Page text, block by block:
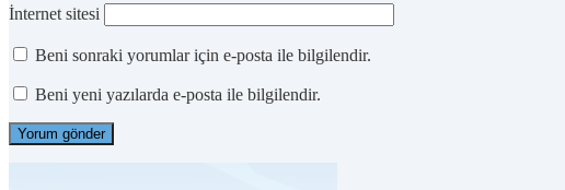
İnternet sitesi
Beni sonraki yorumlar için e-posta ile bilgilendir.
Beni yeni yazılarda e-posta ile bilgilendir.